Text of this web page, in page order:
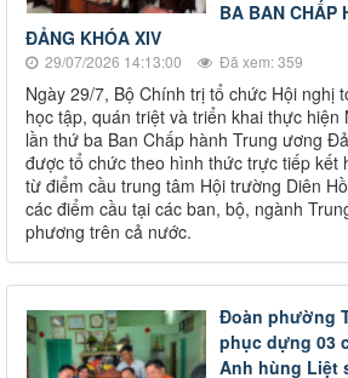
BA BAN CHẤP
ĐẢNG KHÓA XIV
29/07/2026 14:13:00 Đã xem: 359
Ngày 29/7, Bộ Chính trị tổ chức Hội nghị
học tập, quán triệt và triển khai thực hiện
lần thứ ba Ban Chấp hành Trung ương
được tổ chức theo hình thức trực tiếp kết
từ điểm cầu trung tâm Hội trường Diên
các điểm cầu tại các ban, bộ, ngành
phương trên cả nước.
Đoàn phường
phục dựng 03
Anh hùng Liệt